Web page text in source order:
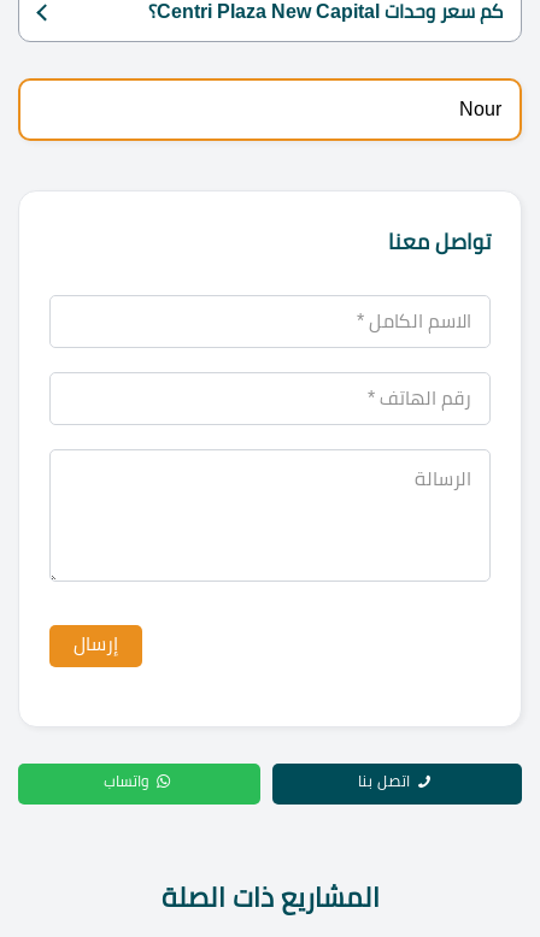
كم سعر وحدات Centri Plaza New Capital؟
Nour
تواصل معنا
اتصل بنا واتساب
المشاريع ذات الصلة